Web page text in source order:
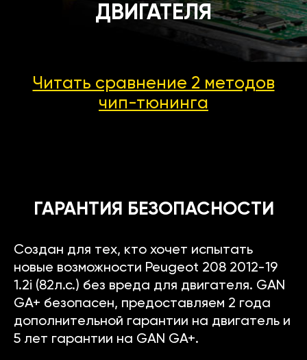
ДВИГАТЕЛЯ
Читать сравнение 2 методов
чип-тюнинга
ГАРАНТИЯ БЕЗОПАСНОСТИ
Создан для тех, кто хочет испытать
новые возможности Peugeot 208 2012-19
1.2i (82л.с.) без вреда для двигателя. GAN
GA+ безопасен, предоставляем 2 года
дополнительной гарантии на двигатель и
5 лет гарантии на GAN GA+.